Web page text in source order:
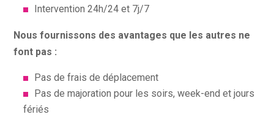
Intervention 24h/24 et 7j/7
Nous fournissons des avantages que les autres ne
font pas :
Pas de frais de déplacement
Pas de majoration pour les soirs, week-end et jours
fériés